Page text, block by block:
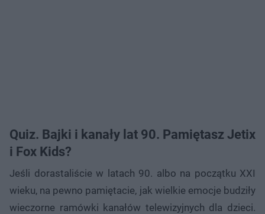
Quiz. Bajki i kanały lat 90. Pamiętasz Jetix
i Fox Kids?
Jeśli dorastaliście w latach 90. albo na początku XXI
wieku, na pewno pamiętacie, jak wielkie emocje budziły
wieczorne ramówki kanałów telewizyjnych dla dzieci.